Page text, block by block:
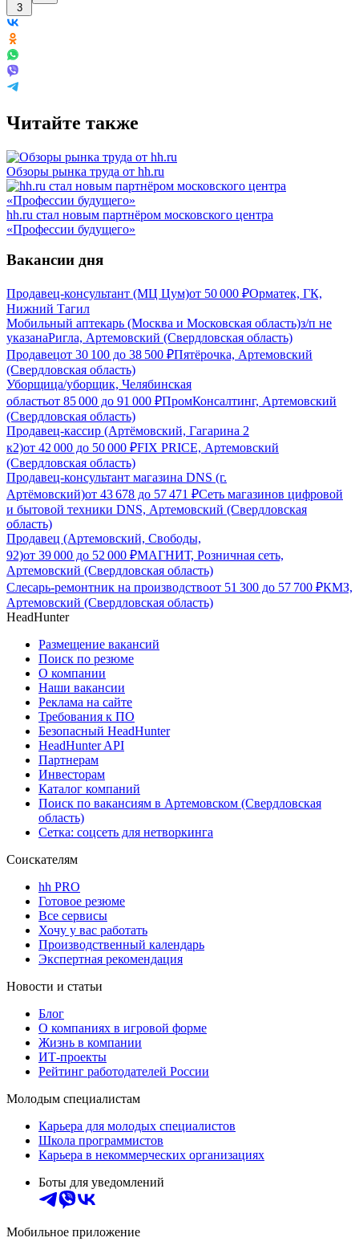
3
Читайте также
Обзоры рынка труда от hh.ru
hh.ru стал новым партнёром московского центра
«Профессии будущего»
Вакансии дня
Продавец-консультант (МЦ Цум)от 50 000 ₽Орматек, ГК,
Нижний Тагил
Мобильный аптекарь (Москва и Московская область)з/п не
указанаРигла, Артемовский (Свердловская область)
Продавецот 30 100 до 38 500 ₽Пятёрочка, Артемовский
(Свердловская область)
Уборщица/уборщик, Челябинская
областьот 85 000 до 91 000 ₽ПромКонсалтинг, Артемовский
(Свердловская область)
Продавец-кассир (Артёмовский, Гагарина 2
к2)от 42 000 до 50 000 ₽FIX PRICE, Артемовский
(Свердловская область)
Продавец-консультант магазина DNS (г.
Артёмовский)от 43 678 до 57 471 ₽Сеть магазинов цифровой
и бытовой техники DNS, Артемовский (Свердловская
область)
Продавец (Артемовский, Свободы,
92)от 39 000 до 52 000 ₽МАГНИТ, Розничная сеть,
Артемовский (Свердловская область)
Слесарь-ремонтник на производствоот 51 300 до 57 700 ₽КМЗ,
Артемовский (Свердловская область)
HeadHunter
Размещение вакансий
Поиск по резюме
О компании
Наши вакансии
Реклама на сайте
Требования к ПО
Безопасный HeadHunter
HeadHunter API
Партнерам
Инвесторам
Каталог компаний
Поиск по вакансиям в Артемовском (Свердловская
область)
Сетка: соцсеть для нетворкинга
Соискателям
hh PRO
Готовое резюме
Все сервисы
Хочу у вас работать
Производственный календарь
Экспертная рекомендация
Новости и статьи
Блог
О компаниях в игровой форме
Жизнь в компании
ИТ-проекты
Рейтинг работодателей России
Молодым специалистам
Карьера для молодых специалистов
Школа программистов
Карьера в некоммерческих организациях
Боты для уведомлений
Мобильное приложение